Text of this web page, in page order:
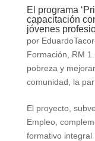
El programa
capacitación
jóvenes
por
Formación
RM
pobreza y
comunidad, la
El proyecto,
Empleo,
formativo integral